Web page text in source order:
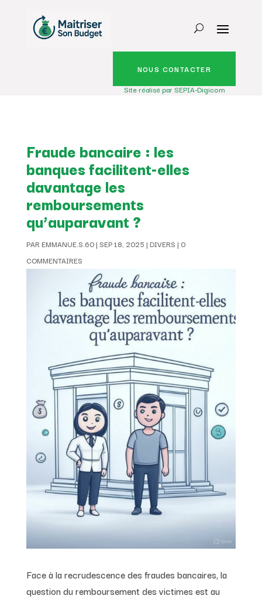
NOUS CONTACTER
Site réalisé par SEPIA-Digicom
Fraude bancaire : les
banques facilitent-elles
davantage les
remboursements
qu’auparavant ?
PAREMMANUE.S.60| SEP 18, 2025 | DIVERS | 0
COMMENTAIRES
Face à la recrudescence des fraudes bancaires, la
question du remboursement des victimes est au